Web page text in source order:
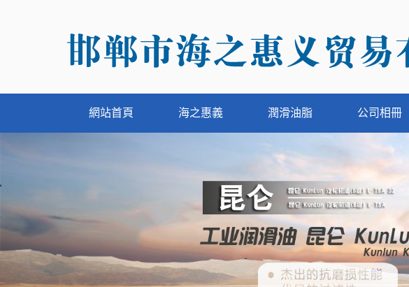
網站首頁 海之惠義 潤滑油脂 公司相冊